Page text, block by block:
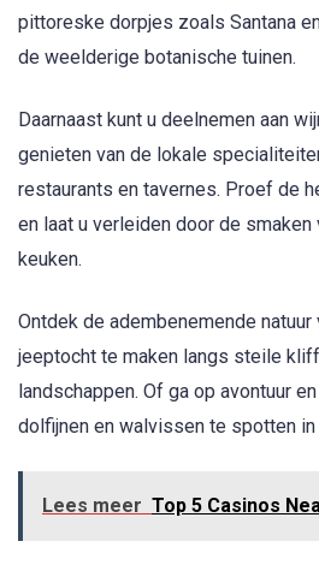
pittoreske dorpjes zoals Santana
de weelderige botanische tuinen.
Daarnaast kunt u deelnemen aan
genieten van de lokale
restaurants en tavernes. Proef de
en laat u verleiden door de
keuken.
Ontdek de adembenemende
jeeptocht te maken langs steile
landschappen. Of ga op avontuur
dolfijnen en walvissen te spotten in
Lees meer Top 5 Casinos